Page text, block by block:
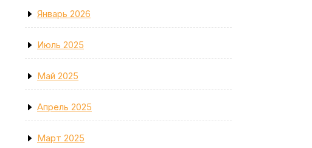
Январь 2026
Июль 2025
Май 2025
Апрель 2025
Март 2025